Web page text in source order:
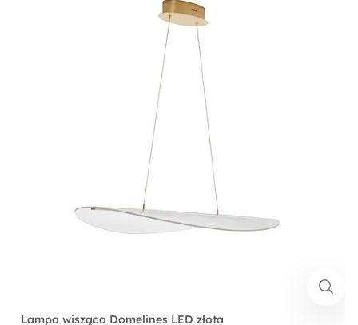
Lampa wisząca Domelines LED złota